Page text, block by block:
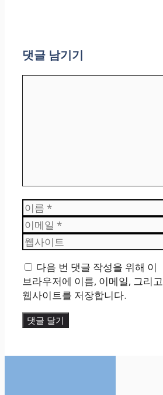
댓글 남기기
이
름
이
메
일
웹
사
이
트
다음 번 댓글 작성을 위해 이
브라우저에 이름, 이메일, 그리고
웹사이트를 저장합니다.